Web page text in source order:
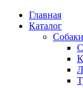
Главная
Каталог
Собаки